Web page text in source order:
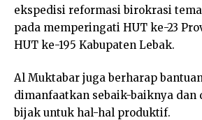
ekspedisi reformasi birokrasi
pada memperingati HUT ke-23
HUT ke-195 Kabupaten Lebak.
Al Muktabar juga berharap
dimanfaatkan sebaik-baiknya dan
bijak untuk hal-hal produktif.